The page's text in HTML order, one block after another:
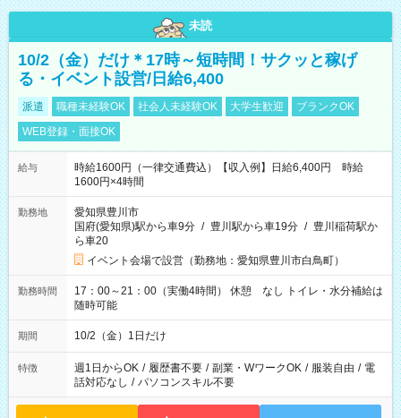
未読
10/2（金）だけ＊17時～短時間！サクッと稼げ
る・イベント設営/日給6,400
派遣 職種未経験OK 社会人未経験OK 大学生歓迎
ブランクOK
WEB登録・面接OK
給与
時給1600円（一律交通費込）【収入例】日給6,400円 時給
1600円×4時間
勤務地
愛知県豊川市
国府(愛知県)駅から車9分 / 豊川駅から車19分 / 豊川稲荷駅か
ら車20
イベント会場で設営（勤務地：愛知県豊川市白鳥町）
勤務時間
17：00～21：00（実働4時間） 休憩 なし トイレ・水分補給は
随時可能
期間 10/2（金）1日だけ
特徴 週1日からOK / 履歴書不要 / 副業・WワークOK / 服装自由 / 電
話対応なし / パソコンスキル不要